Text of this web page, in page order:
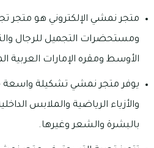
متجر نمشي الإلكتروني هو متجر
ومستحضرات التجميل للرجال
الأوسط ومقره الإمارات العربية
يوفر متجر نمشي تشكيلة واسعة
والأزياء الرياضية والملابس
بالبشرة والشعر وغيرها.